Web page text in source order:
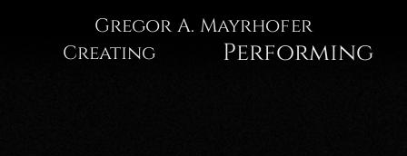
Creating
Gregor A. Mayrhofer
Performing